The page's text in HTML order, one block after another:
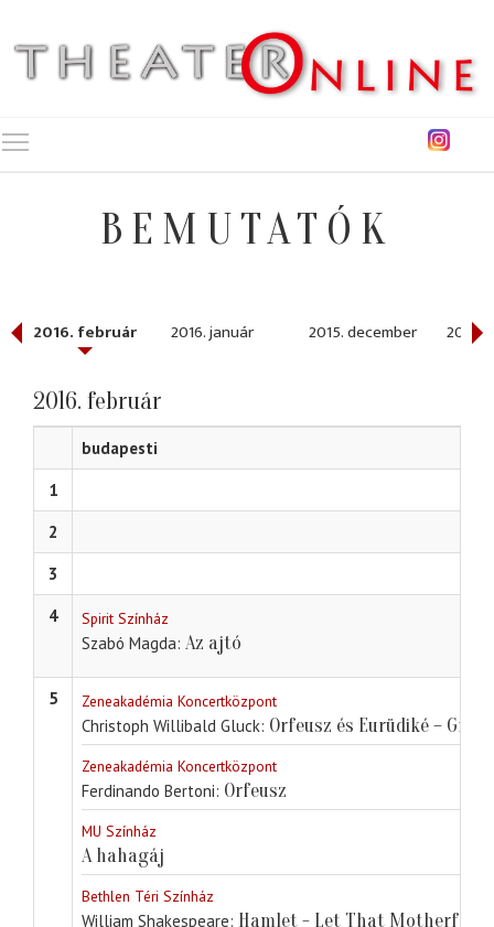
BEMUTATÓK
2016. február 2016. január 2015. december 2015.
2016. február
budapesti
1
2
3
4
Spirit Színház
Szabó Magda Az ajtó
5 Zeneakadémia Koncertközpont
Christoph Willibald Gluck Orfeusz és Eurüdiké –
Zeneakadémia Koncertközpont
Ferdinando Bertoni Orfeusz
MU Színház
A hahagáj
Bethlen Téri Színház
William Shakespeare Hamlet - Let That